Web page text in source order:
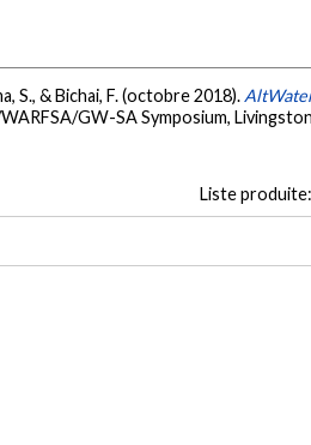
S., & Bichai, F. (octobre 2018).
GW-SA Symposium,
Liste produite: